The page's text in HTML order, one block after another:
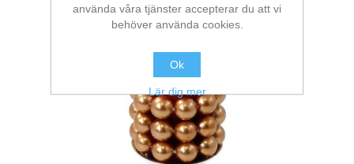
använda våra tjänster accepterar du att vi
behöver använda cookies.
Ok
Lär dig mer